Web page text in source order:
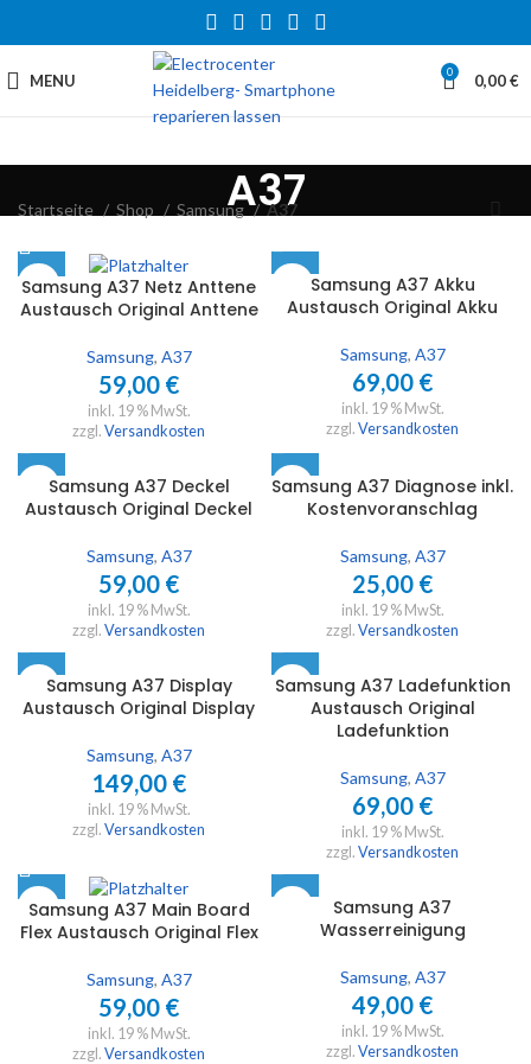
MENU 0 0,00€
A37
Startseite Shop Samsung A37
Samsung A37 Netz Anttene
Austausch Original Anttene
Samsung, A37
59,00 €
inkl. 19 % MwSt.
zzgl. Versandkosten
Samsung A37 Akku
Austausch Original Akku
Samsung, A37
69,00 €
inkl. 19 % MwSt.
zzgl. Versandkosten
Samsung A37 Deckel
Austausch Original Deckel
Samsung, A37
59,00 €
inkl. 19 % MwSt.
zzgl. Versandkosten
Samsung A37 Diagnose inkl.
Kostenvoranschlag
Samsung, A37
25,00 €
inkl. 19 % MwSt.
zzgl. Versandkosten
Samsung A37 Display
Austausch Original Display
Samsung, A37
149,00 €
inkl. 19 % MwSt.
zzgl. Versandkosten
Samsung A37 Ladefunktion
Austausch Original
Ladefunktion
Samsung, A37
69,00 €
inkl. 19 % MwSt.
zzgl. Versandkosten
Samsung A37 Main Board
Flex Austausch Original Flex
Samsung, A37
59,00 €
inkl. 19 % MwSt.
zzgl. Versandkosten
Samsung A37
Wasserreinigung
Samsung, A37
49,00 €
inkl. 19 % MwSt.
zzgl. Versandkosten